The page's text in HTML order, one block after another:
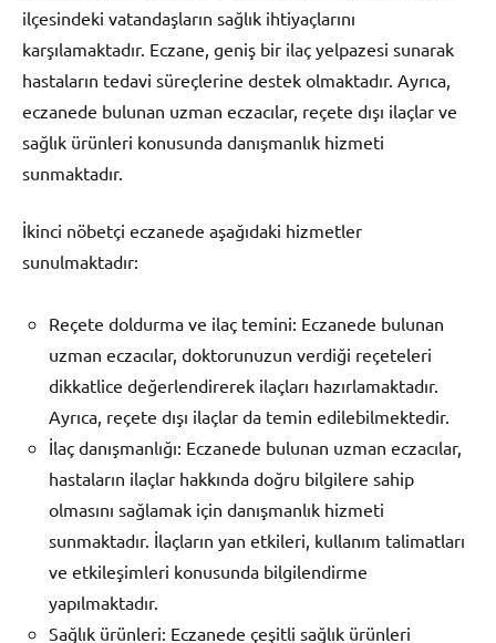
ilçesindeki vatandaşların sağlık ihtiyaçlarını
karşılamaktadır. Eczane, geniş bir ilaç yelpazesi sunarak
hastaların tedavi süreçlerine destek olmaktadır. Ayrıca,
eczanede bulunan uzman eczacılar, reçete dışı ilaçlar ve
sağlık ürünleri konusunda danışmanlık hizmeti
sunmaktadır.
İkinci nöbetçi eczanede aşağıdaki hizmetler
sunulmaktadır:
Reçete doldurma ve ilaç temini: Eczanede bulunan
uzman eczacılar, doktorunuzun verdiği reçeteleri
dikkatlice değerlendirerek ilaçları hazırlamaktadır.
Ayrıca, reçete dışı ilaçlar da temin edilebilmektedir.
İlaç danışmanlığı: Eczanede bulunan uzman eczacılar,
hastaların ilaçlar hakkında doğru bilgilere sahip
olmasını sağlamak için danışmanlık hizmeti
sunmaktadır. İlaçların yan etkileri, kullanım talimatları
ve etkileşimleri konusunda bilgilendirme
yapılmaktadır.
Sağlık ürünleri: Eczanede çeşitli sağlık ürünleri